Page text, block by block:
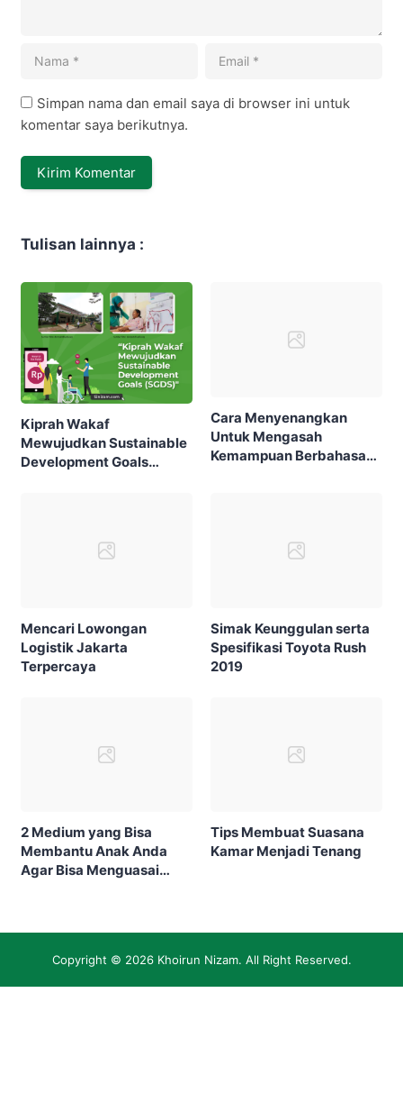
Simpan nama dan email saya di browser ini untuk
komentar saya berikutnya.
Tulisan lainnya :
Kiprah Wakaf
Mewujudkan Sustainable
Development Goals
Cara Menyenangkan
Untuk Mengasah
Kemampuan Berbahasa
Mencari Lowongan
Logistik Jakarta
Terpercaya
Simak Keunggulan serta
Spesifikasi Toyota Rush
2019
2 Medium yang Bisa
Membantu Anak Anda
Agar Bisa Menguasai
Tips Membuat Suasana
Kamar Menjadi Tenang
Copyright © 2026 Khoirun Nizam. All Right Reserved.